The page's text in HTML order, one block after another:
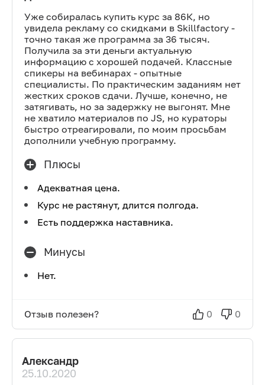
Уже собиралась купить курс за 86К, но
увидела рекламу со скидками в Skillfactory -
точно такая же программа за 36 тысяч.
Получила за эти деньги актуальную
информацию с хорошей подачей. Классные
спикеры на вебинарах - опытные
специалисты. По практическим заданиям нет
жестких сроков сдачи. Лучше, конечно, не
затягивать, но за задержку не выгонят. Мне
не хватило материалов по JS, но кураторы
быстро отреагировали, по моим просьбам
дополнили учебную программу.
Плюсы
Адекватная цена.
Курс не растянут, длится полгода.
Есть поддержка наставника.
Минусы
Нет.
Отзыв полезен? 0 0
Александр
25.10.2020